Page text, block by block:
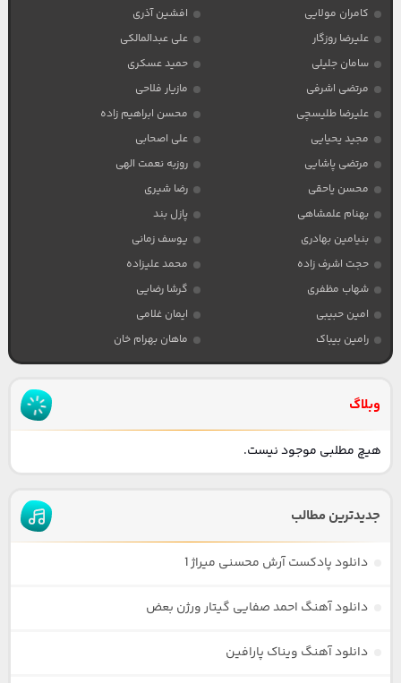
کامران مولایی
افشین آذری
علیرضا روزگار
علی عبدالمالکی
سامان جلیلی
حمید عسکری
مرتضی اشرفی
مازیار فلاحی
علیرضا طلیسچی
محسن ابراهیم زاده
مجید یحیایی
علی اصحابی
مرتضی پاشایی
روزبه نعمت الهی
محسن یاحقی
رضا شیری
بهنام علمشاهی
پازل بند
بنیامین بهادری
یوسف زمانی
حجت اشرف زاده
محمد علیزاده
شهاب مظفری
گرشا رضایی
امین حبیبی
ایمان غلامی
رامین بیباک
ماهان بهرام خان
وبلاگ
هیچ مطلبی موجود نیست.
جدیدترین مطالب
دانلود پادکست آرش محسنی میراژ 1
دانلود آهنگ احمد صفایی گیتار ورژن بعض
دانلود آهنگ ویناک پارافین